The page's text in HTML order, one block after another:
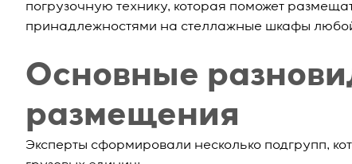
погрузочную технику, которая поможет
принадлежностями на стеллажные шкафы
Основные
размещения
Эксперты сформировали несколько подгрупп,